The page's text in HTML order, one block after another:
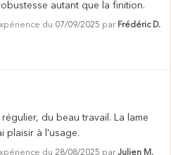
autant que la finition.
du 07/09/2025 par Frédéric D.
du beau travail. La lame
plaisir à l'usage.
du 28/08/2025 par Julien M.